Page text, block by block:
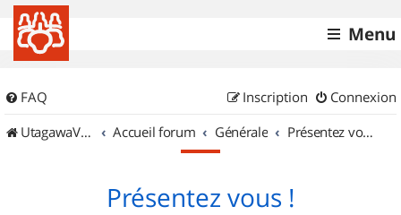
Menu
FAQ Connexion
Inscription
UtagawaVTT (Randos VTT et VTTAE avec traces GPS)
Accueil forum Générale Présentez vous !
Présentez vous !